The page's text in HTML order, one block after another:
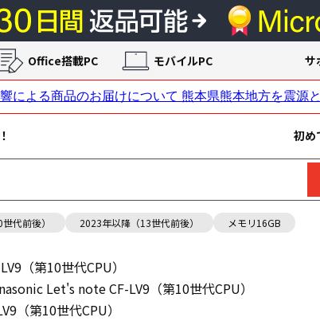
初め
代前後） 2023年以降（13世代前後） メモリ16GB
Office搭載PC モバイルPC サ
（第10世代CPU）
Let's note CF-LV9（第10世代CPU）
（第10世代CPU）